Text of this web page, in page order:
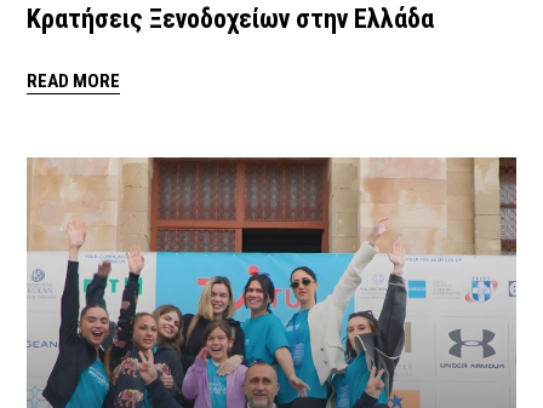
Κρατήσεις Ξενοδοχείων στην Ελλάδα
READ MORE